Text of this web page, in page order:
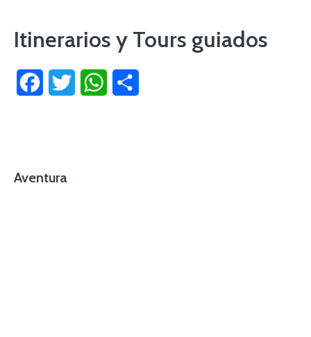
Itinerarios y Tours guiados
FacebookTwitter WhatsApp
Aventura